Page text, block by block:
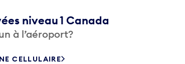
niveau 1 Canada
à l’aéroport?
CELLULAIRE